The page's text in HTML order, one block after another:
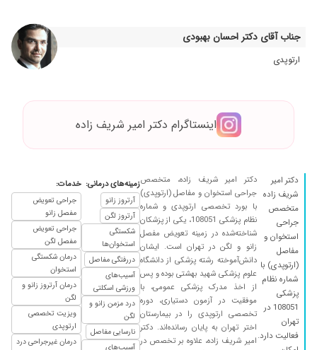
بهشون میگم
۱۴۰۰/۱۲/۲۲
عالی یه دکتر فوقلاده متخصص ارتوپدی است ۱۴۰۰/۰۱/۱۸
عمل زانو
زانودردداشتم یکی ازپاهام خوب شده دیگری نه
عدم رضایت ۱۴۰۱/۰۴/۱۳
پشت پام درد می کرد خوب شدم. ۱۴۰۰/۱۲/۲۲
زانو درد شدید ۱۴۰۴/۰۹/۰۴
تورم پاشنه ۱۴۰۰/۰۷/۲۷
دیسک کمر ۱۴۰۱/۰۴/۲۴
زانو درد ۱۴۰۴/۰۸/۲۱
کمردرد داشتم الان بهتر شده
۱۴۰۱/۰۷/۲۶
جناب آقای دکتر احسان بهبودی
ارتوپدی
اینستاگرام دکتر امیر شریف زاده
دکتر امیر
شریف زاده
متخصص
جراحی
استخوان و
مفاصل
(ارتوپدی) با
شماره نظام
پزشکی
108051 در
تهران
فعالیت دارد.
دکتر امیر شریف زاده، متخصص
جراحی استخوان و مفاصل (ارتوپدی)
با بورد تخصصی ارتوپدی و شماره
نظام پزشکی 108051، یکی از پزشکان
شناخته‌شده در زمینه تعویض مفصل
زانو و لگن در تهران است. ایشان
دانش‌آموخته رشته پزشکی از دانشگاه
علوم پزشکی شهید بهشتی بوده و پس
از اخذ مدرک پزشکی عمومی، با
موفقیت در آزمون دستیاری، دوره
تخصصی ارتوپدی را در بیمارستان
اختر تهران به پایان رسانده‌اند. دکتر
امیر شریف زاده، علاوه بر تخصص در
زمینه‌های درمانی:
آرتروز زانو
آرتروز لگن
شکستگی
استخوان‌ها
دررفتگی مفاصل
آسیب‌های
ورزشی اسکلتی
درد مزمن زانو و
لگن
نارسایی مفاصل
آسیب‌های
خدمات:
جراحی تعویض
مفصل زانو
جراحی تعویض
مفصل لگن
درمان شکستگی
استخوان
درمان آرتروز زانو و
لگن
ویزیت تخصصی
ارتوپدی
درمان غیرجراحی درد